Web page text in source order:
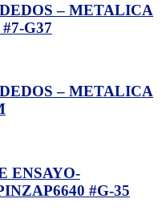
– METALICA
G37
– METALICA
ENSAYO-
#G-35